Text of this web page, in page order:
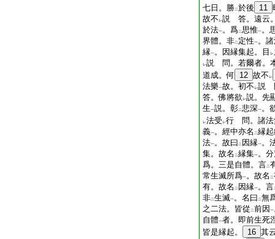
七日。勝二於後 11
故不 レ説 答。遠云
於法一。爲二思惟一。
界體。非二 定性一。
縁一。因縁集起。目 レ
レ説 問。若爾者。
道成。何
12 故不 レ
法樂一故。初不 レ説
答。佛將欲 レ説。先
生一説。彰二悲深一。
レ法受 レ行 問。諸法
義一。經中亦名 二縁
法一。故曰 二 因縁一。
集。故名 二縁集一。
爲。三是自體。言二
常生滅所爲一。故名 二
有。故名 二 因縁一。言
非二生滅一。名曰 二無
之二法。皆從 二前因 一
自體一者。即前生死
皆是縁起。
16 其